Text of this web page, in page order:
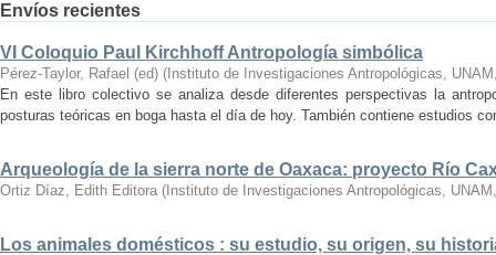
Envíos recientes
VI Coloquio Paul Kirchhoff Antropología simbólica
Pérez-Taylor, Rafael (ed) ( Instituto de Investigaciones Antropológicas, UNAM
En este libro colectivo se analiza desde diferentes perspectivas la
posturas teóricas en boga hasta el día de hoy. También contiene estudios
Arqueología de la sierra norte de Oaxaca: proyecto Río
Ortiz Díaz, Edith Editora ( Instituto de Investigaciones Antropológicas, UNAM
Los animales domésticos : su estudio, su origen, su